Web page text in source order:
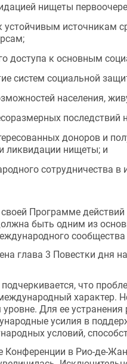
нищеты
устойчивым источникам
доступа к основным
систем социальной
населения,
доноров и
ликвидации нищеты; и
сотрудничества в
Программе
быть одним из
глава 3 Повестки дня
подчеркивается, что
характер.
Для ее
усилия в
условий,
в Рио-де-